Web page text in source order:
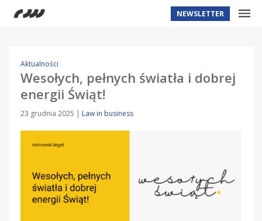
NEWSLETTER
Aktualności
Wesołych, pełnych światła i dobrej
energii Świąt!
23 grudnia 2025 | Law in business